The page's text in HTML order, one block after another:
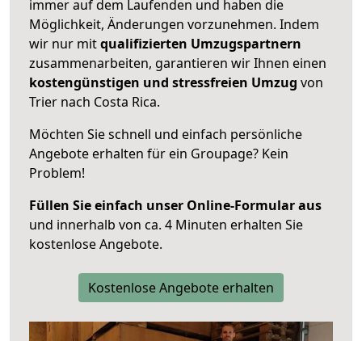
immer auf dem Laufenden und haben die
Möglichkeit, Änderungen vorzunehmen. Indem
wir nur mitqualifizierten Umzugspartnern
zusammenarbeiten, garantieren wir Ihnen einen
kostengünstigen und stressfreien Umzug von
Trier nach Costa Rica.
Möchten Sie schnell und einfach persönliche
Angebote erhalten für ein Groupage? Kein
Problem!
Füllen Sie einfach unser Online-Formular aus
und innerhalb von ca. 4 Minuten erhalten Sie
kostenlose Angebote.
Kostenlose Angebote erhalten